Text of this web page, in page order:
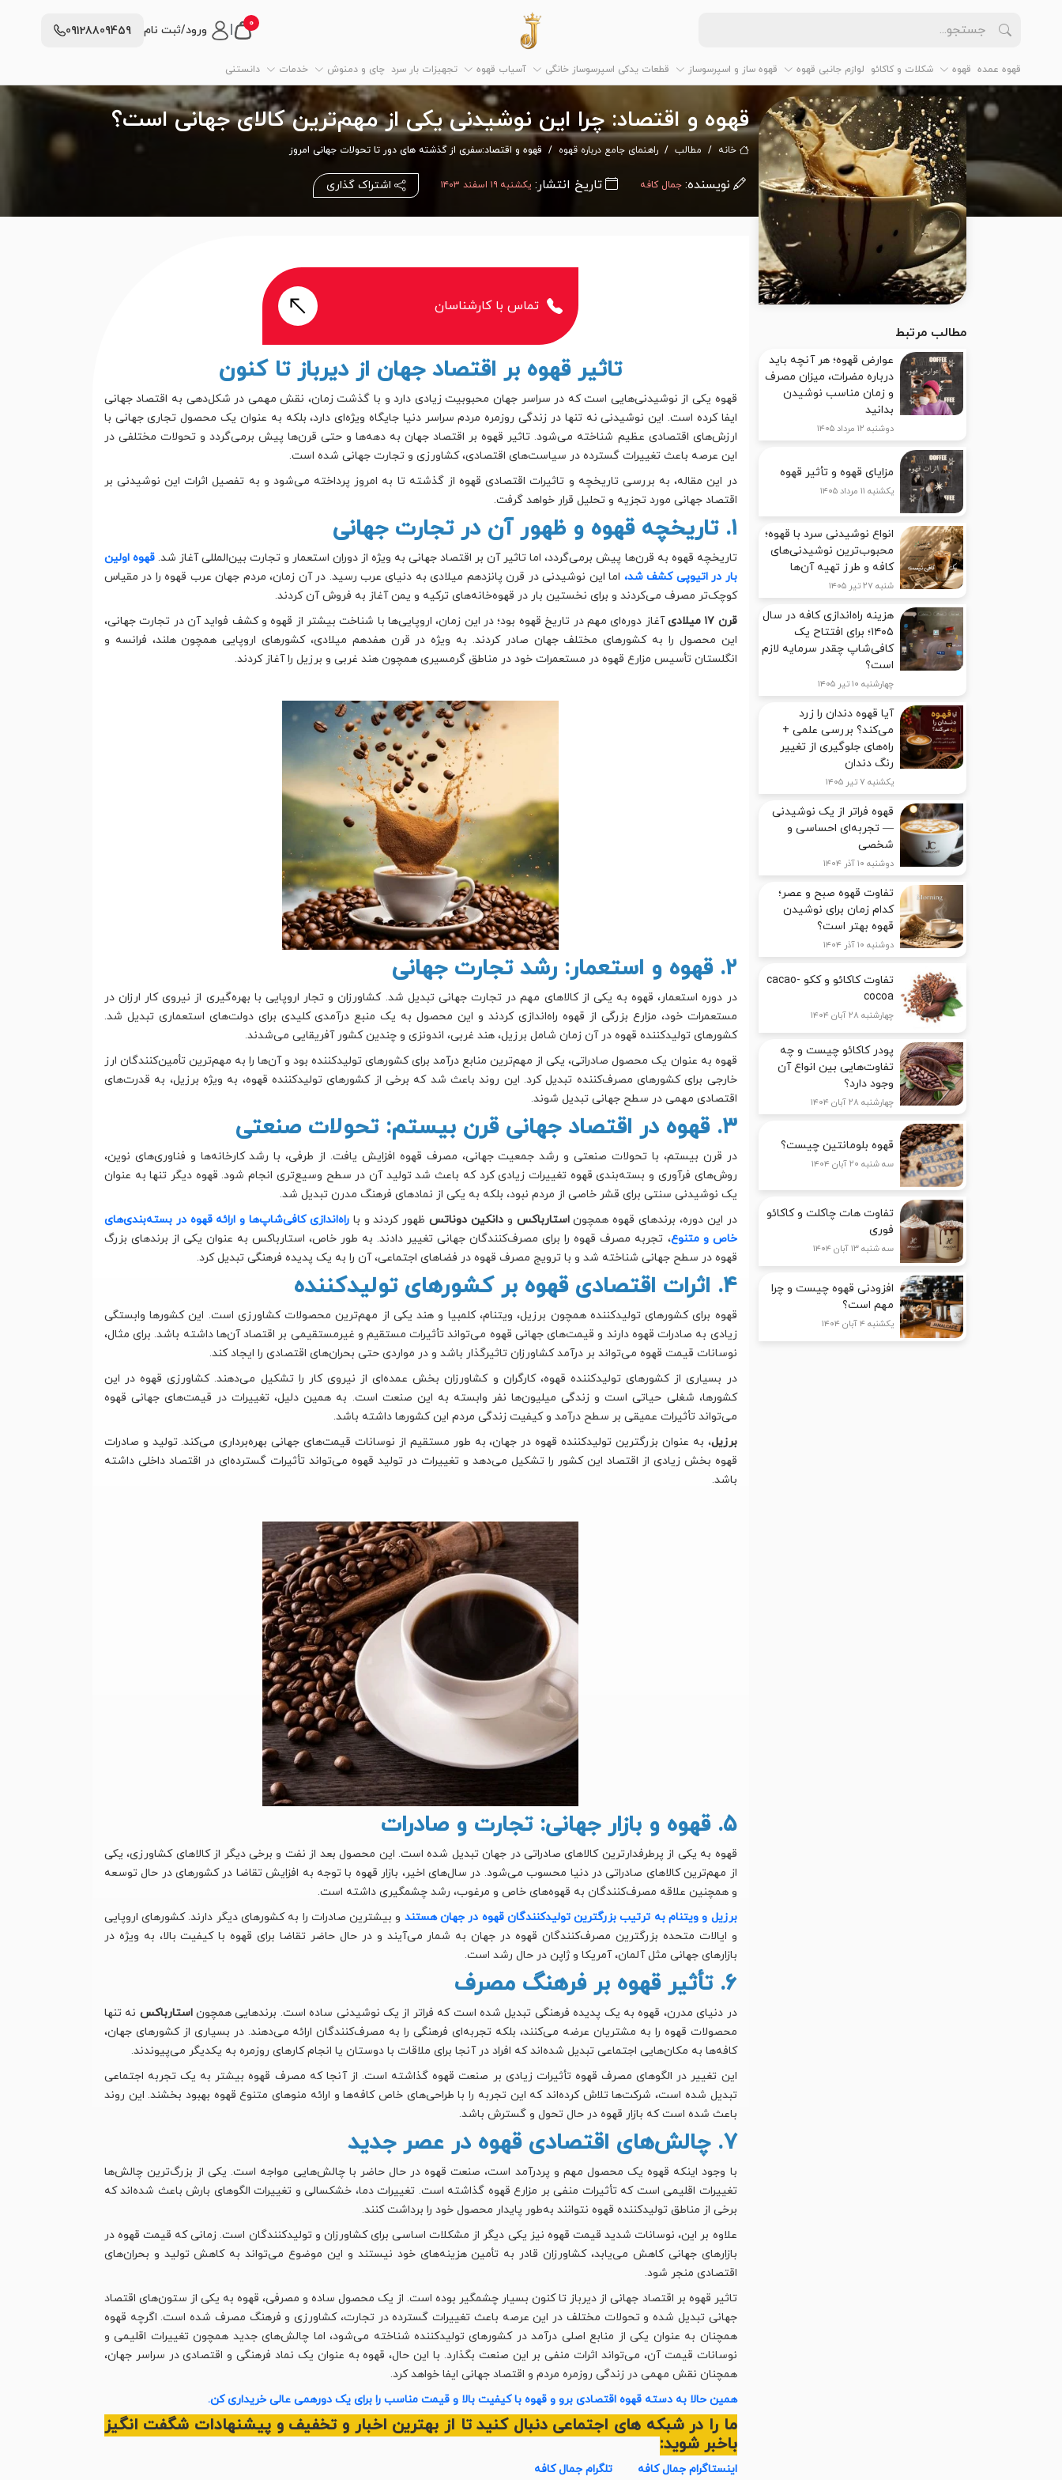
0 ورود/ثبت نام 09128809459
قهوه عمده قهوه شکلات و کاکائو لوازم جانبی قهوه قهوه ساز و اسپرسوساز قطعات یدکی اسپرسوساز خانگی آسیاب قهوه تجهیزات بار سرد چای و دمنوش خدمات دانستنی
قهوه و اقتصاد: چرا این نوشیدنی یکی از مهم‌ترین کالای جهانی است؟
خانه مطالب راهنمای جامع درباره قهوه قهوه و اقتصاد:سفری از گذشته های دور تا تحولات جهانی امروز
نویسنده: جمال کافه تاریخ انتشار: یکشنبه ۱۹ اسفند ۱۴۰۳ اشتراک گذاری
مطالب مرتبط
عوارض قهوه؛ هر آنچه باید
درباره مضرات، میزان مصرف
و زمان مناسب نوشیدن
بدانید
دوشنبه ۱۲ مرداد ۱۴۰۵
مزایای قهوه و تأثیر قهوه
یکشنبه ۱۱ مرداد ۱۴۰۵
انواع نوشیدنی سرد با قهوه؛
محبوب‌ترین نوشیدنی‌های
کافه و طرز تهیه آن‌ها
شنبه ۲۷ تیر ۱۴۰۵
هزینه راه‌اندازی کافه در سال
۱۴۰۵؛ برای افتتاح یک
کافی‌شاپ چقدر سرمایه لازم
است؟
چهارشنبه ۱۰ تیر ۱۴۰۵
آیا قهوه دندان را زرد
می‌کند؟ بررسی علمی +
راه‌های جلوگیری از تغییر
رنگ دندان
یکشنبه ۷ تیر ۱۴۰۵
قهوه فراتر از یک نوشیدنی
— تجربه‌ای احساسی و
شخصی
دوشنبه ۱۰ آذر ۱۴۰۴
تفاوت قهوه صبح و عصر؛
کدام زمان برای نوشیدن
قهوه بهتر است؟
دوشنبه ۱۰ آذر ۱۴۰۴
تفاوت کاکائو و ککو cacao-
cocoa
چهارشنبه ۲۸ آبان ۱۴۰۴
پودر کاکائو چیست و چه
تفاوت‌هایی بین انواع آن
وجود دارد؟
چهارشنبه ۲۸ آبان ۱۴۰۴
قهوه بلومانتین چیست؟
سه شنبه ۲۰ آبان ۱۴۰۴
تفاوت هات چاکلت و کاکائو
فوری
سه شنبه ۱۳ آبان ۱۴۰۴
افزودنی قهوه چیست و چرا
مهم است؟
یکشنبه ۴ آبان ۱۴۰۴
تماس با کارشناسان
تاثیر قهوه بر اقتصاد جهان از دیرباز تا کنون
قهوه یکی از نوشیدنی‌هایی است که در سراسر جهان محبوبیت زیادی دارد و با گذشت زمان، نقش مهمی در شکل‌دهی به اقتصاد جهانی
ایفا کرده است. این نوشیدنی نه تنها در زندگی روزمره مردم سراسر دنیا جایگاه ویژه‌ای دارد، بلکه به عنوان یک محصول تجاری جهانی با
ارزش‌های اقتصادی عظیم شناخته می‌شود. تاثیر قهوه بر اقتصاد جهان به دهه‌ها و حتی قرن‌ها پیش برمی‌گردد و تحولات مختلفی در
این عرصه باعث تغییرات گسترده در سیاست‌های اقتصادی، کشاورزی و تجارت جهانی شده است.
در این مقاله، به بررسی تاریخچه و تاثیرات اقتصادی قهوه از گذشته تا به امروز پرداخته می‌شود و به تفصیل اثرات این نوشیدنی بر
اقتصاد جهانی مورد تجزیه و تحلیل قرار خواهد گرفت.
۱. تاریخچه قهوه و ظهور آن در تجارت جهانی
تاریخچه قهوه به قرن‌ها پیش برمی‌گردد، اما تاثیر آن بر اقتصاد جهانی به ویژه از دوران استعمار و تجارت بین‌المللی آغاز شد.قهوه اولین
بار در اتیوپی کشف شد، اما این نوشیدنی در قرن پانزدهم میلادی به دنیای عرب رسید. در آن زمان، مردم جهان عرب قهوه را در مقیاس
کوچک‌تر مصرف می‌کردند و برای نخستین بار در قهوه‌خانه‌های ترکیه و یمن آغاز به فروش آن کردند.
قرن ۱۷ میلادی
آغاز دوره‌ای مهم در تاریخ قهوه بود؛ در این زمان، اروپایی‌ها با شناخت بیشتر از قهوه و کشف فواید آن در تجارت جهانی،
این محصول را به کشورهای مختلف جهان صادر کردند. به ویژه در قرن هفدهم میلادی، کشورهای اروپایی همچون هلند، فرانسه و
انگلستان تأسیس مزارع قهوه در مستعمرات خود در مناطق گرمسیری همچون هند غربی و برزیل را آغاز کردند.
۲. قهوه و استعمار: رشد تجارت جهانی
در دوره استعمار، قهوه به یکی از کالاهای مهم در تجارت جهانی تبدیل شد. کشاورزان و تجار اروپایی با بهره‌گیری از نیروی کار ارزان در
مستعمرات خود، مزارع بزرگی از قهوه راه‌اندازی کردند و این محصول به یک منبع درآمدی کلیدی برای دولت‌های استعماری تبدیل شد.
کشورهای تولیدکننده قهوه در آن زمان شامل برزیل، هند غربی، اندونزی و چندین کشور آفریقایی می‌شدند.
قهوه به عنوان یک محصول صادراتی، یکی از مهم‌ترین منابع درآمد برای کشورهای تولیدکننده بود و آن‌ها را به مهم‌ترین تأمین‌کنندگان ارز
خارجی برای کشورهای مصرف‌کننده تبدیل کرد. این روند باعث شد که برخی از کشورهای تولیدکننده قهوه، به ویژه برزیل، به قدرت‌های
اقتصادی مهمی در سطح جهانی تبدیل شوند.
۳. قهوه در اقتصاد جهانی قرن بیستم: تحولات صنعتی
در قرن بیستم، با تحولات صنعتی و رشد جمعیت جهانی، مصرف قهوه افزایش یافت. از طرفی، با رشد کارخانه‌ها و فناوری‌های نوین،
روش‌های فرآوری و بسته‌بندی قهوه تغییرات زیادی کرد که باعث شد تولید آن در سطح وسیع‌تری انجام شود. قهوه دیگر تنها به عنوان
یک نوشیدنی سنتی برای قشر خاصی از مردم نبود، بلکه به یکی از نمادهای فرهنگ مدرن تبدیل شد.
در این دوره، برندهای قهوه همچوناستارباکس ودانکین دوناتسظهور کردند و باراه‌اندازی کافی‌شاپ‌ها و ارائه قهوه در بسته‌بندی‌های
خاص و متنوع، تجربه مصرف قهوه را برای مصرف‌کنندگان جهانی تغییر دادند. به طور خاص، استارباکس به عنوان یکی از برندهای بزرگ
قهوه در سطح جهانی شناخته شد و با ترویج مصرف قهوه در فضاهای اجتماعی، آن را به یک پدیده فرهنگی تبدیل کرد.
۴. اثرات اقتصادی قهوه بر کشورهای تولیدکننده
قهوه برای کشورهای تولیدکننده همچون برزیل، ویتنام، کلمبیا و هند یکی از مهم‌ترین محصولات کشاورزی است. این کشورها وابستگی
زیادی به صادرات قهوه دارند و قیمت‌های جهانی قهوه می‌تواند تأثیرات مستقیم و غیرمستقیمی بر اقتصاد آن‌ها داشته باشد. برای مثال،
نوسانات قیمت قهوه می‌تواند بر درآمد کشاورزان تاثیرگذار باشد و در مواردی حتی بحران‌های اقتصادی را ایجاد کند.
در بسیاری از کشورهای تولیدکننده قهوه، کارگران و کشاورزان بخش عمده‌ای از نیروی کار را تشکیل می‌دهند. کشاورزی قهوه در این
کشورها، شغلی حیاتی است و زندگی میلیون‌ها نفر وابسته به این صنعت است. به همین دلیل، تغییرات در قیمت‌های جهانی قهوه
می‌تواند تأثیرات عمیقی بر سطح درآمد و کیفیت زندگی مردم این کشورها داشته باشد.
برزیل، به عنوان بزرگترین تولیدکننده قهوه در جهان، به طور مستقیم از نوسانات قیمت‌های جهانی بهره‌برداری می‌کند. تولید و صادرات
قهوه بخش زیادی از اقتصاد این کشور را تشکیل می‌دهد و تغییرات در تولید قهوه می‌تواند تأثیرات گسترده‌ای در اقتصاد داخلی داشته
باشد.
۵. قهوه و بازار جهانی: تجارت و صادرات
قهوه به یکی از پرطرفدارترین کالاهای صادراتی در جهان تبدیل شده است. این محصول بعد از نفت و برخی دیگر از کالاهای کشاورزی، یکی
از مهم‌ترین کالاهای صادراتی در دنیا محسوب می‌شود. در سال‌های اخیر، بازار قهوه با توجه به افزایش تقاضا در کشورهای در حال توسعه
و همچنین علاقه مصرف‌کنندگان به قهوه‌های خاص و مرغوب، رشد چشمگیری داشته است.
برزیل و ویتنام به ترتیب بزرگترین تولیدکنندگان قهوه در جهان هستند و بیشترین صادرات را به کشورهای دیگر دارند. کشورهای اروپایی
و ایالات متحده بزرگترین مصرف‌کنندگان قهوه در جهان به شمار می‌آیند و در حال حاضر تقاضا برای قهوه با کیفیت بالا، به ویژه در
بازارهای جهانی مثل آلمان، آمریکا و ژاپن در حال رشد است.
۶. تأثیر قهوه بر فرهنگ مصرف
در دنیای مدرن، قهوه به یک پدیده فرهنگی تبدیل شده است که فراتر از یک نوشیدنی ساده است. برندهایی همچوناستارباکس نه تنها
محصولات قهوه را به مشتریان عرضه می‌کنند، بلکه تجربه‌ای فرهنگی را به مصرف‌کنندگان ارائه می‌دهند. در بسیاری از کشورهای جهان،
کافه‌ها به مکان‌هایی اجتماعی تبدیل شده‌اند که افراد در آنجا برای ملاقات با دوستان یا انجام کارهای روزمره به یکدیگر می‌پیوندند.
این تغییر در الگوهای مصرف قهوه تأثیرات زیادی بر صنعت قهوه گذاشته است. از آنجا که مصرف قهوه بیشتر به یک تجربه اجتماعی
تبدیل شده است، شرکت‌ها تلاش کرده‌اند که این تجربه را با طراحی‌های خاص کافه‌ها و ارائه منوهای متنوع قهوه بهبود بخشند. این روند
باعث شده است که بازار قهوه در حال تحول و گسترش باشد.
۷. چالش‌های اقتصادی قهوه در عصر جدید
با وجود اینکه قهوه یک محصول مهم و پردرآمد است، صنعت قهوه در حال حاضر با چالش‌هایی مواجه است. یکی از بزرگ‌ترین چالش‌ها
تغییرات اقلیمی است که تأثیرات منفی بر مزارع قهوه گذاشته است. تغییرات دما، خشکسالی و تغییرات الگوهای بارش باعث شده‌اند که
برخی از مناطق تولیدکننده قهوه نتوانند به‌طور پایدار محصول خود را برداشت کنند.
علاوه بر این، نوسانات شدید قیمت قهوه نیز یکی دیگر از مشکلات اساسی برای کشاورزان و تولیدکنندگان است. زمانی که قیمت قهوه در
بازارهای جهانی کاهش می‌یابد، کشاورزان قادر به تأمین هزینه‌های خود نیستند و این موضوع می‌تواند به کاهش تولید و بحران‌های
اقتصادی منجر شود.
تاثیر قهوه بر اقتصاد جهانی از دیرباز تا کنون بسیار چشمگیر بوده است. از یک محصول ساده و مصرفی، قهوه به یکی از ستون‌های اقتصاد
جهانی تبدیل شده و تحولات مختلف در این عرصه باعث تغییرات گسترده در تجارت، کشاورزی و فرهنگ مصرف شده است. اگرچه قهوه
همچنان به عنوان یکی از منابع اصلی درآمد در کشورهای تولیدکننده شناخته می‌شود، اما چالش‌های جدید همچون تغییرات اقلیمی و
نوسانات قیمت آن، می‌تواند اثرات منفی بر این صنعت بگذارد. با این حال، قهوه به عنوان یک نماد فرهنگی و اقتصادی در سراسر جهان،
همچنان نقش مهمی در زندگی روزمره مردم و اقتصاد جهانی ایفا خواهد کرد.
همین حالا به دسته قهوه اقتصادی برو و قهوه با کیفیت بالا و قیمت مناسب را برای یک دورهمی عالی خریداری کن.
ما را در شبکه های اجتماعی دنبال کنید تا از بهترین اخبار و تخفیف و پیشنهادات شگفت انگیز
باخبر شوید:
اینستاگرام جمال کافه تلگرام جمال کافه